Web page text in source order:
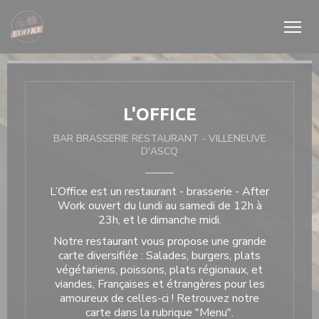
Personnalisation de vos choix en matière de cookies
L'OFFICE
BAR BRASSERIE RESTAURANT - VILLENEUVE
D'ASCQ
L’Office est un restaurant - brasserie - After
Work ouvert du lundi au samedi de 12h à
23h, et le dimanche midi.
Notre restaurant vous propose une grande
carte diversifiée : Salades, burgers, plats
végétariens, poissons, plats régionaux, et
viandes, Françaises et étrangères pour les
amoureux de celles-ci ! Retrouvez notre
carte dans la rubrique "Menu".